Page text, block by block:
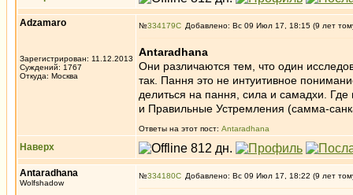
Adzamaro
Зарегистрирован: 11.12.2013
Суждений: 1767
Откуда: Москва
№334179 Добавлено: Вс 09 Июл 17, 18:15 (9 лет
Antaradhana
Они различаются тем, что один
так. Пання это не интуитивное
делиться на пання, сила и самадхи.
и Правильные Устремления (самма-
Ответы на этот пост: Antaradhana
Наверх
Antaradhana
Wolfshadow
№334180 Добавлено: Вс 09 Июл 17, 18:22 (9 лет